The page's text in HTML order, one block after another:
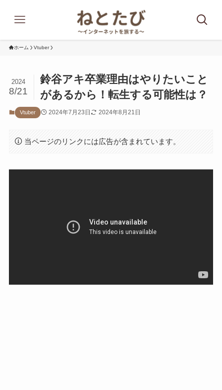
ホーム Vtuber
鈴谷アキ卒業理由はやりたいこと
があるから！転生する可能性は？
2024
8/21
Vtuber 2024年7月23日 2024年8月21日
当ページのリンクには広告が含まれています。